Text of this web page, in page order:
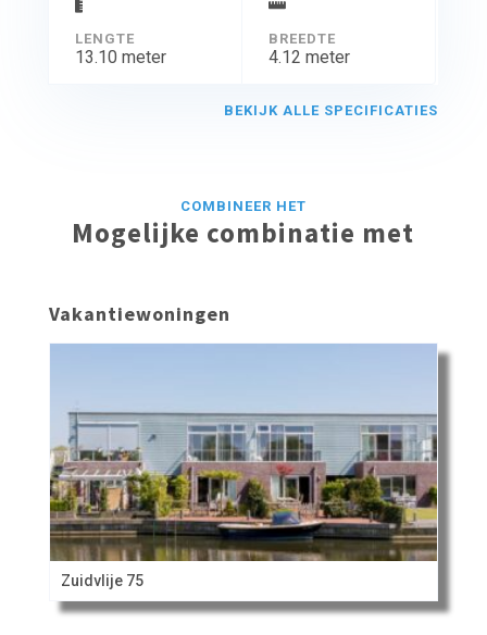
LENGTE
13.10 meter
BREEDTE
4.12 meter
BEKIJK ALLE SPECIFICATIES
COMBINEER HET
Mogelijke combinatie met
Vakantiewoningen
Zuidvlije 75